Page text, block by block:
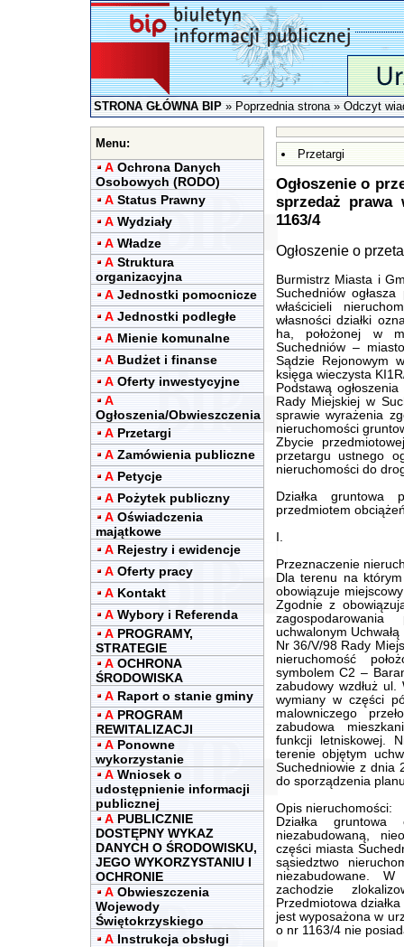
STRONA GŁÓWNA BIP»Poprzednia strona» Odczyt
Menu:
A Ochrona Danych
Osobowych (RODO)
A Status Prawny
A Wydziały
A Władze
A Struktura
organizacyjna
A Jednostki pomocnicze
A Jednostki podległe
A Mienie komunalne
A Budżet i finanse
A Oferty inwestycyjne
A
Ogłoszenia/Obwieszczenia
A Przetargi
A Zamówienia publiczne
A Petycje
A Pożytek publiczny
A Oświadczenia
majątkowe
A Rejestry i ewidencje
A Oferty pracy
A Kontakt
A Wybory i Referenda
A PROGRAMY,
STRATEGIE
A OCHRONA
ŚRODOWISKA
A Raport o stanie gminy
A PROGRAM
REWITALIZACJI
A Ponowne
wykorzystanie
A Wniosek o
udostępnienie informacji
publicznej
A PUBLICZNIE
DOSTĘPNY WYKAZ
DANYCH O ŚRODOWISKU,
JEGO WYKORZYSTANIU I
OCHRONIE
A Obwieszczenia
Wojewody
Świętokrzyskiego
A Instrukcja obsługi
Przetargi
Ogłoszenie o
sprzedaż prawa
1163/4
Ogłoszenie o
Burmistrz Miasta i
Suchedniów
właścicieli
własności działki
ha, położonej w
Suchedniów –
Sądzie Rejonowym
księga wieczysta
Podstawą
Rady Miejskiej w
sprawie wyrażenia
nieruchomości
Zbycie
przetargu ustnego
nieruchomości do
Działka gruntowa
przedmiotem
I.
Przeznaczenie
Dla terenu na
obowiązuje
Zgodnie z
uchwalonym Uchwałą
Nr 36/V/98 Rady
nieruchomość
symbolem C2 –
zabudowy wzdłuż ul.
wymiany w części
malowniczego
zabudowa
funkcji letniskowej.
terenie objętym
Suchedniowie z dnia
do sporządzenia
Opis nieruchomości:
Działka
niezabudowaną,
części miasta
sąsiedztwo
niezabudowane.
zachodzie
Przedmiotowa
jest wyposażona w
o nr 1163/4 nie